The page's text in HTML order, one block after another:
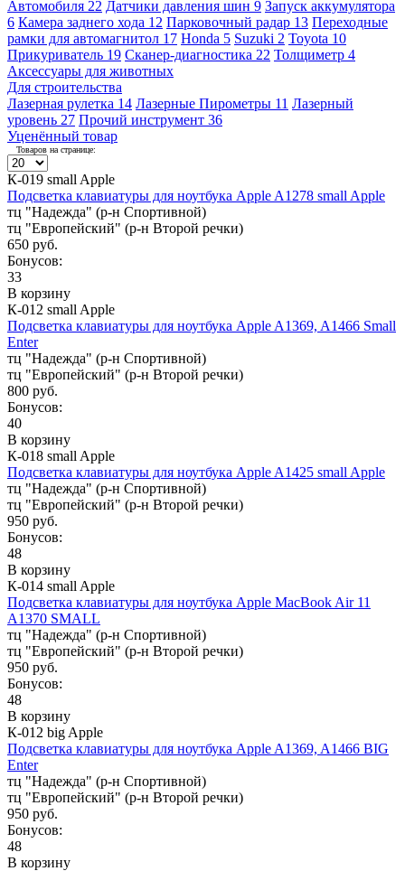
Автомобиля 22 Датчики давления шин 9 Запуск аккумулятора
6 Камера заднего хода 12 Парковочный радар 13 Переходные
рамки для автомагнитол 17 Honda 5 Suzuki 2 Toyota 10
Прикуриватель 19 Сканер-диагностика 22 Толщиметр 4
Аксессуары для животных
Для строительства
Лазерная рулетка 14 Лазерные Пирометры 11 Лазерный
уровень 27 Прочий инструмент 36
Уценённый товар
Товаров на странице:
К-019 small Apple
Подсветка клавиатуры для ноутбука Apple A1278 small Apple
тц "Надежда" (р-н Спортивной)
тц "Европейский" (р-н Второй речки)
650 руб.
Бонусов:
33
В корзину
К-012 small Apple
Подсветка клавиатуры для ноутбука Apple A1369, A1466 Small
Enter
тц "Надежда" (р-н Спортивной)
тц "Европейский" (р-н Второй речки)
800 руб.
Бонусов:
40
В корзину
К-018 small Apple
Подсветка клавиатуры для ноутбука Apple A1425 small Apple
тц "Надежда" (р-н Спортивной)
тц "Европейский" (р-н Второй речки)
950 руб.
Бонусов:
48
В корзину
К-014 small Apple
Подсветка клавиатуры для ноутбука Apple MacBook Air 11
A1370 SMALL
тц "Надежда" (р-н Спортивной)
тц "Европейский" (р-н Второй речки)
950 руб.
Бонусов:
48
В корзину
К-012 big Apple
Подсветка клавиатуры для ноутбука Apple A1369, A1466 BIG
Enter
тц "Надежда" (р-н Спортивной)
тц "Европейский" (р-н Второй речки)
950 руб.
Бонусов:
48
В корзину